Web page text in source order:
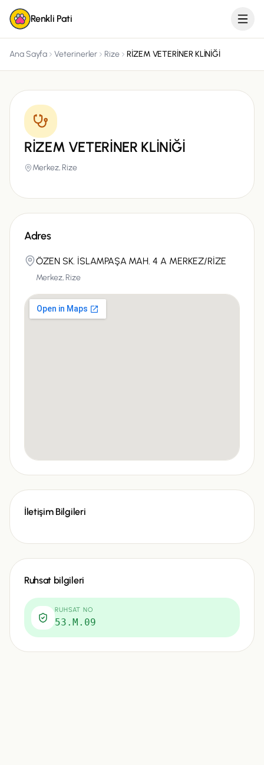
Renkli Pati
Ana Sayfa Veterinerler Rize RİZEM VETERİNER KLİNİĞİ
RİZEM VETERİNER KLİNİĞİ
Merkez, Rize
Adres
ÖZEN SK. İSLAMPAŞA MAH. 4 A MERKEZ/RİZE
Merkez, Rize
İletişim Bilgileri
Ruhsat bilgileri
RUHSAT NO
53.M.09